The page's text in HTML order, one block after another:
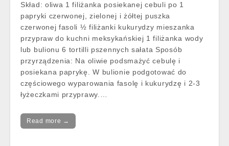
Skład: oliwa 1 filiżanka posiekanej cebuli po 1
papryki czerwonej, zielonej i żółtej puszka
czerwonej fasoli ½ filiżanki kukurydzy mieszanka
przypraw do kuchni meksykańskiej 1 filiżanka wody
lub bulionu 6 tortilli pszennych sałata Sposób
przyrządzenia: Na oliwie podsmażyć cebulę i
posiekana paprykę. W bulionie podgotować do
częściowego wyparowania fasolę i kukurydzę i 2-3
łyżeczkami przyprawy.…
Read more →